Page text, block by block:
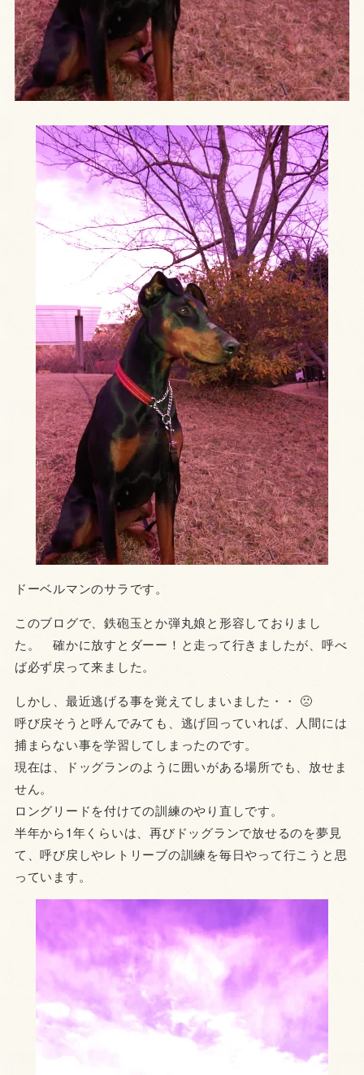
ドーベルマンのサラです。
このブログで、鉄砲玉とか弾丸娘と形容しておりまし
た。 確かに放すとダーー！と走って行きましたが、呼べ
ば必ず戻って来ました。
しかし、最近逃げる事を覚えてしまいました・・ 🙁
呼び戻そうと呼んでみても、逃げ回っていれば、人間には
捕まらない事を学習してしまったのです。
現在は、ドッグランのように囲いがある場所でも、放せま
せん。
ロングリードを付けての訓練のやり直しです。
半年から1年くらいは、再びドッグランで放せるのを夢見
て、呼び戻しやレトリーブの訓練を毎日やって行こうと思
っています。